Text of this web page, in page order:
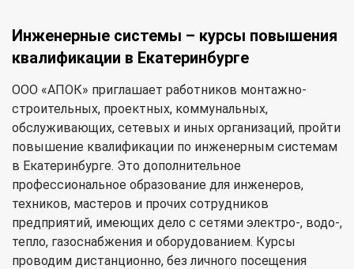
Инженерные системы – курсы повышения
квалификации в Екатеринбурге
ООО «АПОК» приглашает работников монтажно-
строительных, проектных, коммунальных,
обслуживающих, сетевых и иных организаций, пройти
повышение квалификации по инженерным системам
в Екатеринбурге. Это дополнительное
профессиональное образование для инженеров,
техников, мастеров и прочих сотрудников
предприятий, имеющих дело с сетями электро-, водо-,
тепло, газоснабжения и оборудованием. Курсы
проводим дистанционно, без личного посещения